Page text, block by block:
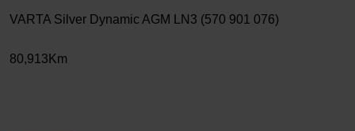
VARTA Silver Dynamic AGM LN3 (570 901 076)
80,913Km